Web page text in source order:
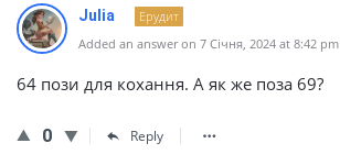
Julia
Ерудит
Added an answer on 7 Січня, 2024 at 8:42 pm
64 пози для кохання. А як же поза 69?
0 Reply